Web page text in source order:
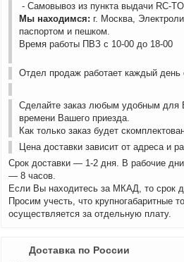
- Самовывоз из пункта выдачи RC-
Мы находимся: г. Москва,
паспортом и пешком.
Время работы ПВЗ с 10-00 до 18-00
Отдел продаж работает каждый день
Сделайте заказ любым удобным для
времени Вашего приезда.
Как только заказ будет
Цена доставки зависит от адреса и
Срок доставки — 1-2 дня. В рабочие
— 8 часов.
Если Вы находитесь за МКАД, то срок
Просим учесть, что
осуществляется за отдельную плату.
Доставка по России